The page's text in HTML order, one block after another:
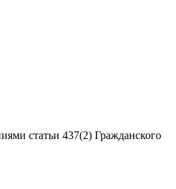
статьи 437(2) Гражданского